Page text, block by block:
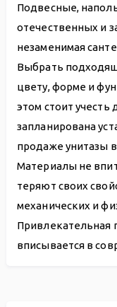
Подвесные,
отечественных и
незаменимая
Выбрать
цвету, форме и
этом стоит
запланирована
продаже унитазы
Материалы не
теряют своих
механических и
Привлекательная
вписывается в